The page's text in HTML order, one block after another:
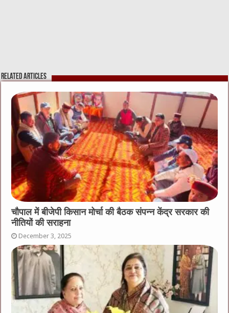
Related Articles
चौपाल में बीजेपी किसान मोर्चा की बैठक संपन्न केंद्र सरकार की
नीतियों की सराहना
December 3, 2025